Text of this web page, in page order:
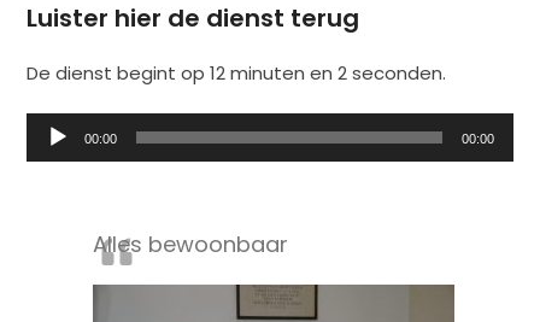
Luister hier de dienst terug
De dienst begint op 12 minuten en 2 seconden.
Audiospeler
00:00 00:00
Alles bewoonbaar